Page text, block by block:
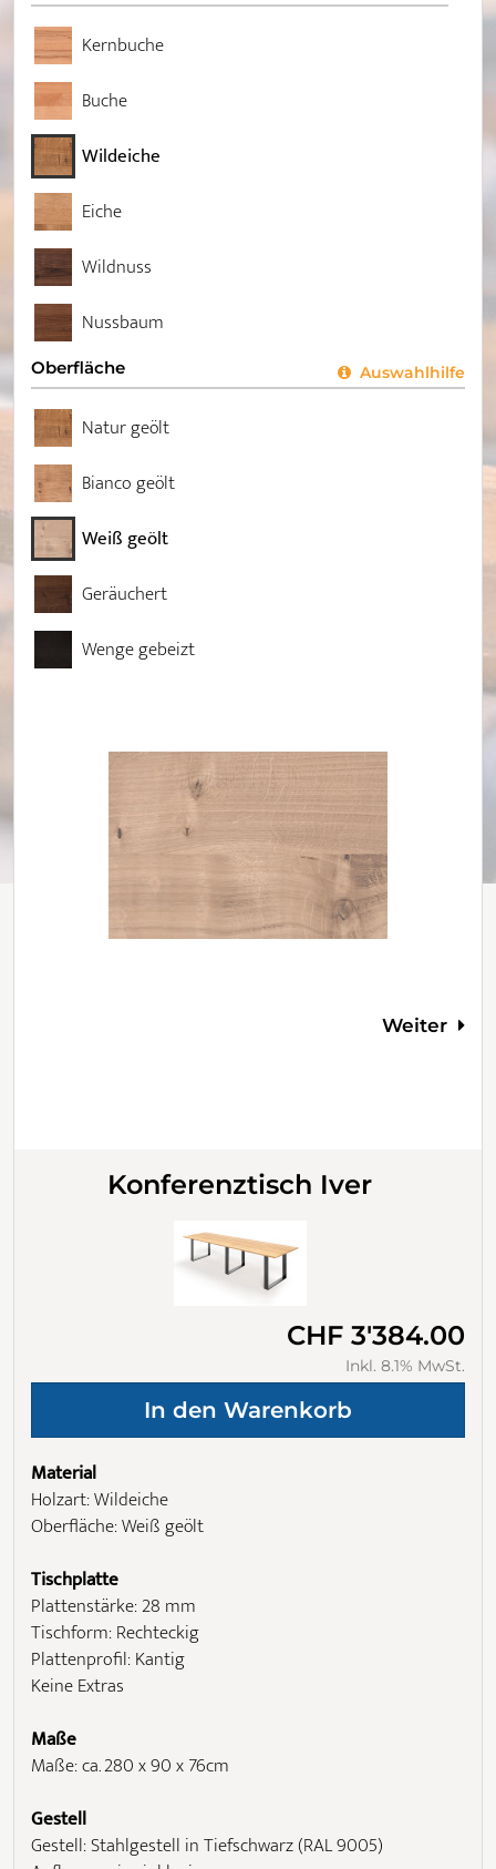
Kernbuche
Buche
Wildeiche
Eiche
Wildnuss
Nussbaum
Oberfläche Auswahlhilfe
Natur geölt
Bianco geölt
Weiß geölt
Geräuchert
Wenge gebeizt
Weiter
Konferenztisch Iver
CHF 3'384.00
Inkl. 8.1% MwSt.
Material
Holzart: Wildeiche
Oberfläche: Weiß geölt
Tischplatte
Plattenstärke: 28 mm
Tischform: Rechteckig
Plattenprofil: Kantig
Keine Extras
Maße
Maße: ca. 280 x 90 x 76cm
Gestell
Gestell: Stahlgestell in Tiefschwarz (RAL 9005)